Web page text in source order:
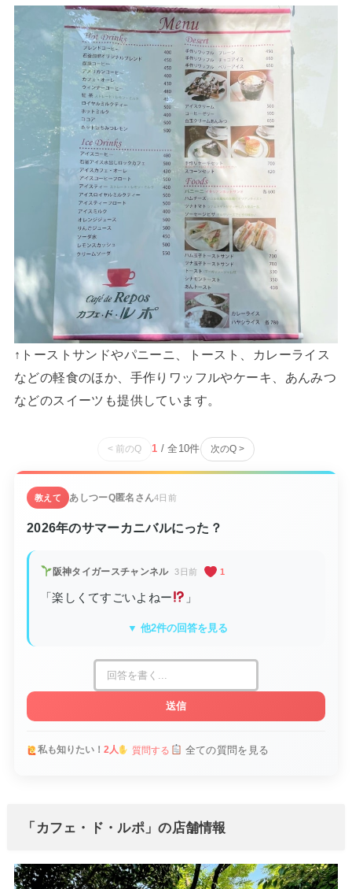
↑トーストサンドやパニーニ、トースト、カレーライス
などの軽食のほか、手作りワッフルやケーキ、あんみつ
などのスイーツも提供しています。
< 前のQ 1 / 全 10件 次のQ >
教えて あしつーQ匿名さん4日前
2026年のサマーカニバルにった？
阪神タイガースチャンネル 3日前 1
「楽しくてすごいよねー 」
▼ 他2件の回答を見る
送信
私も知りたい！ 2人 質問する 全ての質問を見る
「カフェ・ド・ルポ」の店舗情報